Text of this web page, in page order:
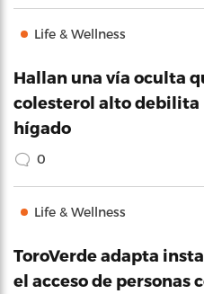
Life & Wellness
Hallan una vía oculta
colesterol alto debilita
hígado
0
Life & Wellness
ToroVerde adapta
el acceso de personas